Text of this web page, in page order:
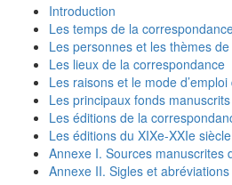
Introduction
Les temps de la
Les personnes et les thèmes
Les lieux de la correspondance
Les raisons et le mode d’emploi
Les principaux fonds manuscrits
Les éditions de la
Les éditions du XIXe-XXIe siècle
Annexe I. Sources manuscrites
Annexe II. Sigles et abréviations